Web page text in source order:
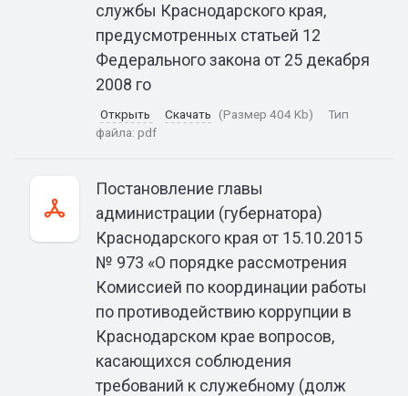
службы Краснодарского края,
предусмотренных статьей 12
Федерального закона от 25 декабря
2008 го
Открыть Скачать (Размер 404 Kb)
Тип
файла: pdf
Постановление главы
администрации (губернатора)
Краснодарского края от 15.10.2015
№ 973 «О порядке рассмотрения
Комиссией по координации работы
по противодействию коррупции в
Краснодарском крае вопросов,
касающихся соблюдения
требований к служебному (долж